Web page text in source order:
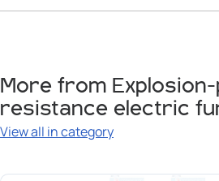
More from
resistance electric
View all in category